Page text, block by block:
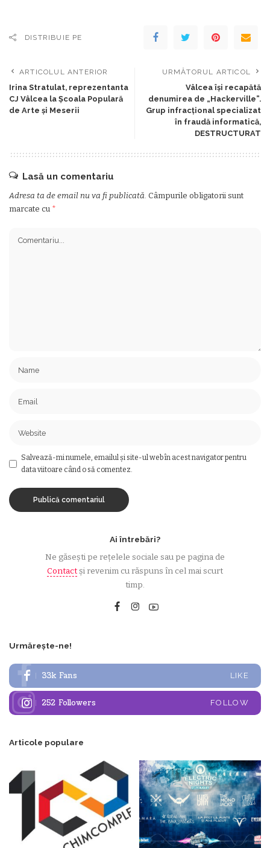
DISTRIBUIE PE
ARTICOLUL ANTERIOR
Irina Stratulat, reprezentanta
CJ Vâlcea la Școala Populară
de Arte și Meserii
URMĂTORUL ARTICOL
Vâlcea îşi recapătă
denumirea de „Hackerville”.
Grup infracţional specializat
în fraudă informatică,
DESTRUCTURAT
Lasă un comentariu
Adresa ta de email nu va fi publicată. Câmpurile obligatorii sunt
marcate cu *
Salvează-mi numele, emailul și site-ul web în acest navigator pentru
data viitoare când o să comentez.
Ai întrebări?
Ne găsești pe rețelele sociale sau pe pagina de
Contactși revenim cu răspuns în cel mai scurt
timp.
Urmărește-ne!
33k Fans LIKE
252 Followers FOLLOW
Articole populare